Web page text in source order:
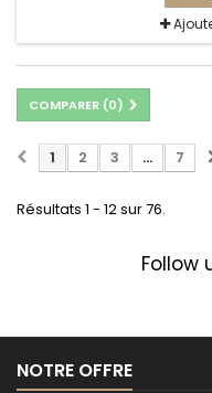
COMPARER (0)
1 2 3 ... 7
Résultats 1 - 12 sur 76.
Follow
NOTRE OFFRE